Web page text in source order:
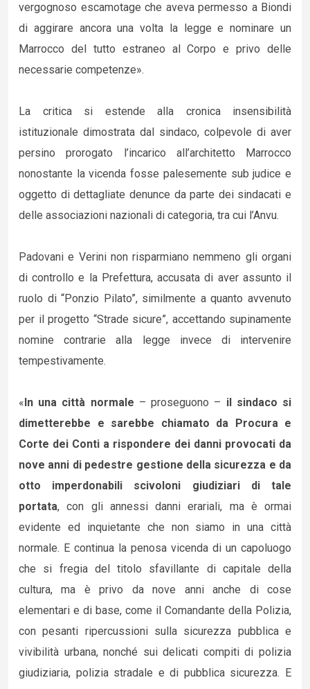
vergognoso escamotage che aveva permesso a Biondi
di aggirare ancora una volta la legge e nominare un
Marrocco del tutto estraneo al Corpo e privo delle
necessarie competenze».
La critica si estende alla cronica insensibilità
istituzionale dimostrata dal sindaco, colpevole di aver
persino prorogato l’incarico all’architetto Marrocco
nonostante la vicenda fosse palesemente sub judice e
oggetto di dettagliate denunce da parte dei sindacati e
delle associazioni nazionali di categoria, tra cui l’Anvu.
Padovani e Verini non risparmiano nemmeno gli organi
di controllo e la Prefettura, accusata di aver assunto il
ruolo di “Ponzio Pilato”, similmente a quanto avvenuto
per il progetto “Strade sicure”, accettando supinamente
nomine contrarie alla legge invece di intervenire
tempestivamente.
«In una città normale – proseguono – il sindaco si
dimetterebbe e sarebbe chiamato da Procura e
Corte dei Conti a rispondere dei danni provocati da
nove anni di pedestre gestione della sicurezza e da
otto imperdonabili scivoloni giudiziari di tale
portata, con gli annessi danni erariali, ma è ormai
evidente ed inquietante che non siamo in una città
normale. E continua la penosa vicenda di un capoluogo
che si fregia del titolo sfavillante di capitale della
cultura, ma è privo da nove anni anche di cose
elementari e di base, come il Comandante della Polizia,
con pesanti ripercussioni sulla sicurezza pubblica e
vivibilità urbana, nonché sui delicati compiti di polizia
giudiziaria, polizia stradale e di pubblica sicurezza. E